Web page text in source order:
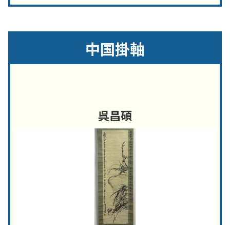
中国掛軸
呉昌碩